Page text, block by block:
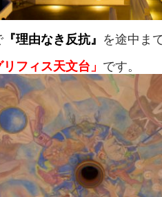
『理由なき反抗』 を途中ま
リフィス天文台」 です。